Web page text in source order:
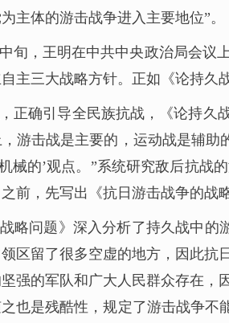
主体的游击战争进入主要地位”。
旬，王明在中共中央政治局会
主三大战略方针。正如《论持久
正确引导全民族抗战，《论持久
游击战是主要的，运动战是辅
械的’观点。”系统研究敌后抗
前，先写出《抗日游击战争的战
战略问题》深入分析了持久战中
区留了很多空虚的地方，因此抗
强的军队和广大人民群众存在
也是残酷性，规定了游击战争